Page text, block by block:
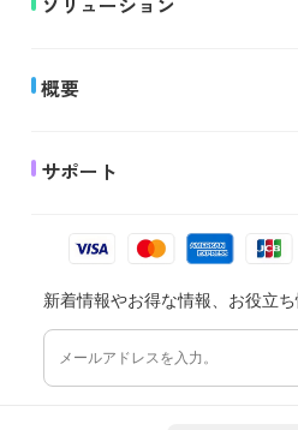
概要
サポート
新着情報やお得な情報、お役立